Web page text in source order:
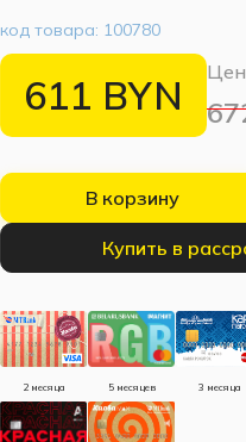
код товара: 100780
611 BYN
В корзину
Купить в
2 месяца 5 месяцев 3 месяца